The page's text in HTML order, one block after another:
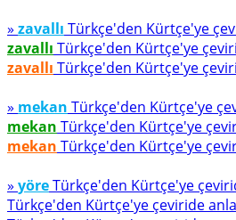
» zavallı Türkçe'den Kürtçe'ye
zavallı Türkçe'den Kürtçe'ye
zavallı Türkçe'den Kürtçe'ye
» mekan Türkçe'den Kürtçe'ye
mekan Türkçe'den Kürtçe'ye
mekan Türkçe'den Kürtçe'ye
» yöreTürkçe'den Kürtçe'ye
Türkçe'den Kürtçe'ye çeviride